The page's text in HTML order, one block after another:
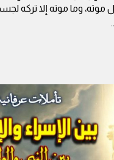
موته، وما موته إلا تركه